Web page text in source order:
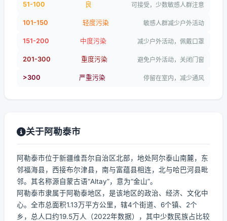
51-100 良 可接受，少数敏感人群注意
101-150 轻度污染 敏感人群减少户外活动
151-200 中度污染 减少户外活动，佩戴口罩
201-300 重度污染 避免户外活动，关闭门窗
>300 严重污染 停留在室内，减少通风
关于阿勒泰市
阿勒泰市位于新疆维吾尔自治区北部，地处阿尔泰山南麓，东
邻福海县，西接布尔津县，南与富蕴县相连，北与哈巴河县毗
邻。其名称源自蒙古语“Altay”，意为“金山”。
阿勒泰市隶属于阿勒泰地区，是该地区的政治、经济、文化中
心。全市总面积1.13万平方公里，辖4个街道、6个镇、2个
乡，总人口约19.5万人（2022年数据），其中少数民族占比较